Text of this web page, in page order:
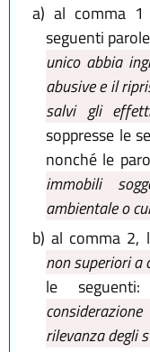
a) al comma 1
seguenti
unico abbia
abusive e il
salvi gli
soppresse le
nonché le
immobili
ambientale o
b) al comma 2,
non superiori a
le seguenti:
rilevanza degli